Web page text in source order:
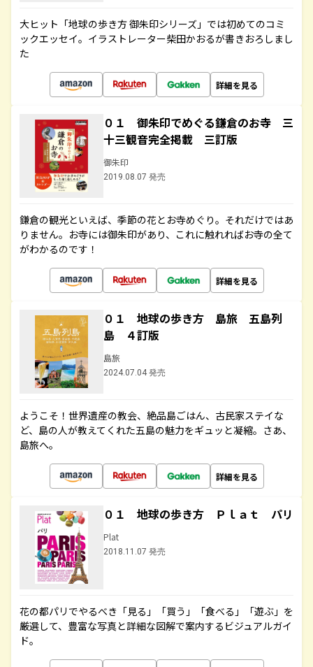
大ヒット「地球の歩き方 御朱印シリーズ」では初めてのコミ
ックエッセイ。イラストレーター柴田かおるが書きおろしまし
た
詳細を見る
０１ 御朱印でめぐる鎌倉のお寺 三
十三観音完全掲載 三訂版
御朱印
2019.08.07 発売
鎌倉の観光といえば、季節の花とお寺めぐり。それだけではあ
りません。お寺には御朱印があり、これに触れればお寺の全て
がわかるのです！
詳細を見る
０１ 地球の歩き方 島旅 五島列
島 ４訂版
島旅
2024.07.04 発売
ようこそ！世界遺産の教会、絶品島ごはん、古民家ステイな
ど、島の人が教えてくれた五島の魅力をギュッと凝縮。さあ、
島旅へ。
詳細を見る
０１ 地球の歩き方 Ｐｌａｔ パリ
Plat
2018.11.07 発売
花の都パリでやるべき「見る」「買う」「食べる」「遊ぶ」を
厳選して、豊富な写真と詳細な図解で案内するビジュアルガイ
ド。